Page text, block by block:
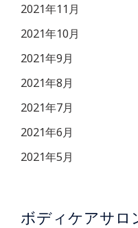
2021年11月
2021年10月
2021年9月
2021年8月
2021年7月
2021年6月
2021年5月
ボディケアサロ